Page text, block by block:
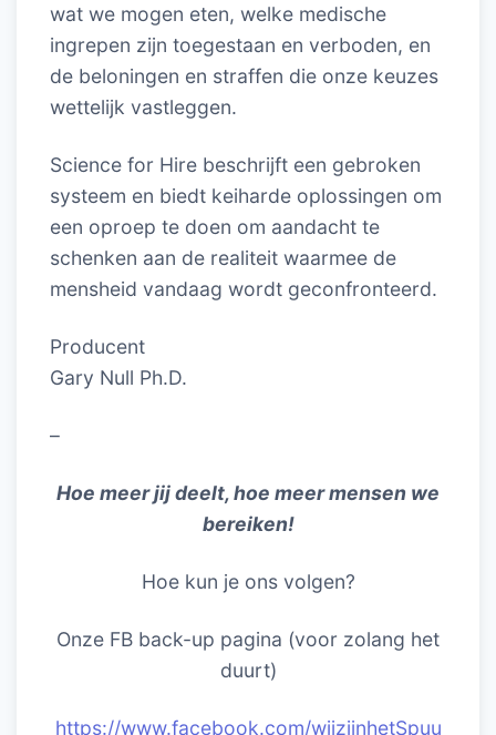
wat we mogen eten, welke medische
ingrepen zijn toegestaan en verboden, en
de beloningen en straffen die onze keuzes
wettelijk vastleggen.
Science for Hire beschrijft een gebroken
systeem en biedt keiharde oplossingen om
een oproep te doen om aandacht te
schenken aan de realiteit waarmee de
mensheid vandaag wordt geconfronteerd.
Producent
Gary Null Ph.D.
–
Hoe meer jij deelt, hoe meer mensen we
bereiken!
Hoe kun je ons volgen?
Onze FB back-up pagina (voor zolang het
duurt)
https://www.facebook.com/wijzijnhetSpuu